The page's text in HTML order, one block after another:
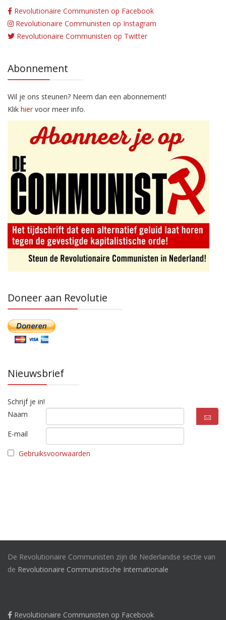
Revolutionaire Communisten op Facebook
Revolutionaire Communisten op Instagram
Revolutionaire Communisten op Twitter
Abonnement
Wil je ons steunen? Neem dan een abonnement!
Klik hiervoor meer info.
Doneer aan Revolutie
Nieuwsbrief
Schrijf je in!
Naam
E-mail
Gebruiksvoorwaarden
De Revolutionaire Communisten zijn de Nederlandse sectie van
de Revolutionaire Communistische Internationale
Revolutionaire Communisten op Facebook